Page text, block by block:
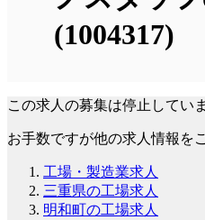
(1004317)
この求人の募集は停止していま
お手数ですが他の求人情報を
工場・製造業求人
三重県の工場求人
明和町の工場求人